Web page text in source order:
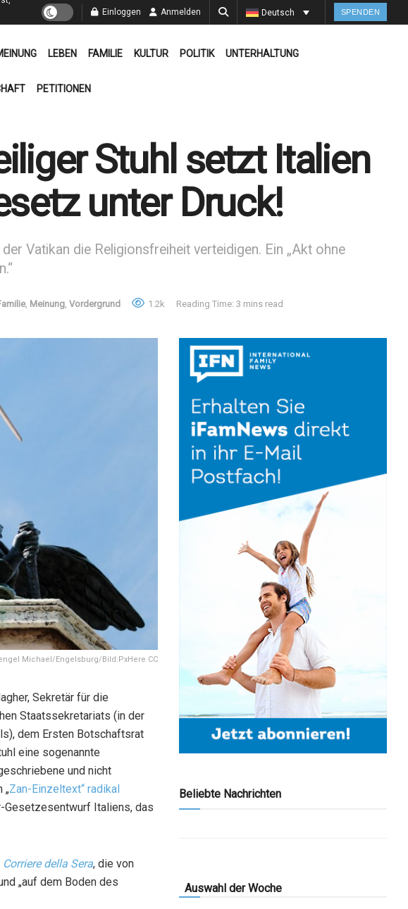
Einloggen Anmelden Deutsch SPENDEN
LEBEN FAMILIE KULTUR POLITIK UNTERHALTUNG
PETITIONEN
Stuhl setzt Italien
unter Druck!
Vatikan die Religionsfreiheit verteidigen. Ein „Akt ohne
, Meinung, Vordergrund 1.2k Reading Time: 3 mins read
Michael/Engelsburg/Bild:PxHere CC
Sekretär für die
Staatssekretariats (in der
dem Ersten Botschaftsrat
eine sogenannte
und nicht
„Zan-Einzeltext“ radikal
Gesetzesentwurf Italiens, das
Corriere della Sera, die von
„auf dem Boden des
Beliebte Nachrichten
Auswahl der Woche